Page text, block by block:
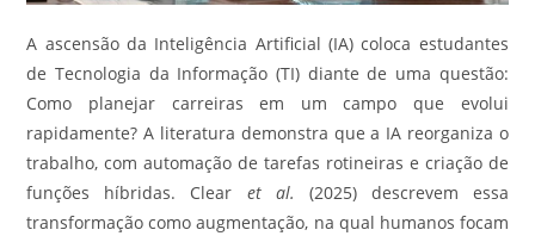
A ascensão da Inteligência Artificial (IA) coloca estudantes
de Tecnologia da Informação (TI) diante de uma questão:
Como planejar carreiras em um campo que evolui
rapidamente? A literatura demonstra que a IA reorganiza o
trabalho, com automação de tarefas rotineiras e criação de
funções híbridas. Clear et al. (2025) descrevem essa
transformação como augmentação, na qual humanos focam